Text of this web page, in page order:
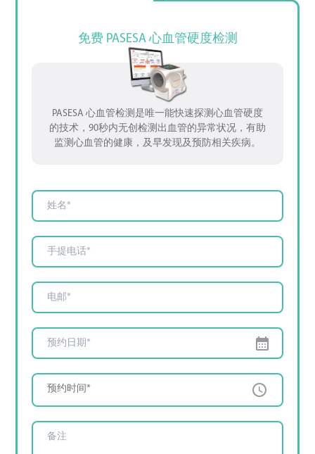
免费 PASESA 心血管硬度检测
PASESA 心血管检测是唯一能快速探测心血管硬度
的技术，90秒内无创检测出血管的异常状况，有助
监测心血管的健康，及早发现及预防相关疾病。
预约时间*